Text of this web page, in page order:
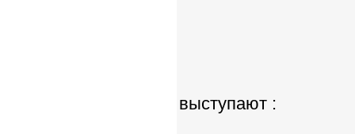
выступают :